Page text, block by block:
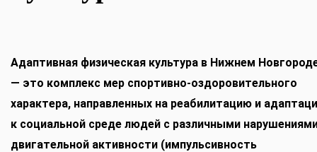
Адаптивная физическая культура в Нижнем
— это комплекс мер спортивно-оздоровительного
характера, направленных на реабилитацию и
к социальной среде людей с различными
двигательной активности (импульсивность